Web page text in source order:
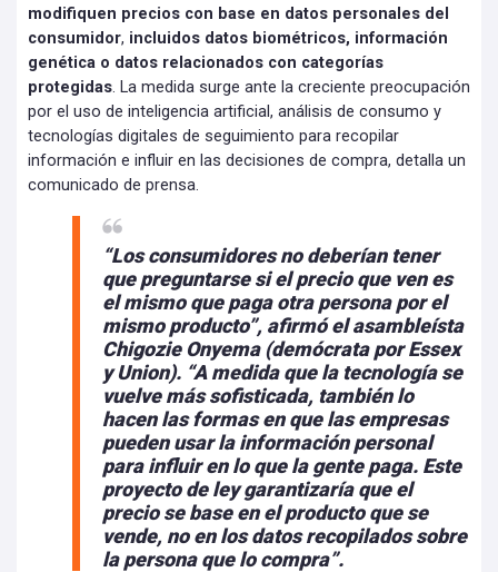
modifiquen precios con base en datos personales del
consumidor, incluidos datos biométricos, información
genética o datos relacionados con categorías
protegidas. La medida surge ante la creciente preocupación
por el uso de inteligencia artificial, análisis de consumo y
tecnologías digitales de seguimiento para recopilar
información e influir en las decisiones de compra, detalla un
comunicado de prensa.
“Los consumidores no deberían tener
que preguntarse si el precio que ven es
el mismo que paga otra persona por el
mismo producto”, afirmó el asambleísta
Chigozie Onyema (demócrata por Essex
y Union). “A medida que la tecnología se
vuelve más sofisticada, también lo
hacen las formas en que las empresas
pueden usar la información personal
para influir en lo que la gente paga. Este
proyecto de ley garantizaría que el
precio se base en el producto que se
vende, no en los datos recopilados sobre
la persona que lo compra”.